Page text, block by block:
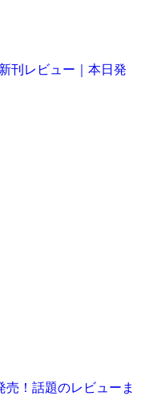
刊レビュー｜本日発
売！話題のレビューま